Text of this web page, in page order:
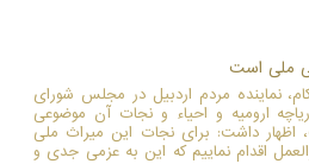
ملی است
نماینده مردم اردبیل در مجلس شورای
ارومیه و احیاء و نجات آن موضوعی
اظهار داشت: برای نجات این میراث ملی
اقدام نماییم که این به عزمی جدی و